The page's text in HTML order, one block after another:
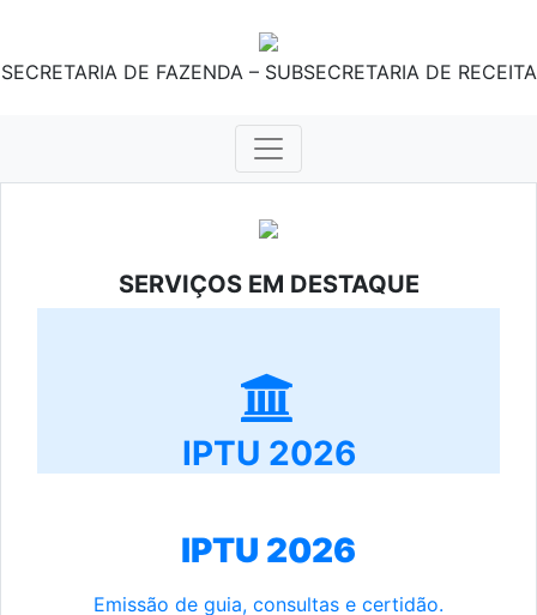
SECRETARIA DE FAZENDA – SUBSECRETARIA DE RECEITA
SERVIÇOS EM DESTAQUE
IPTU 2026
IPTU 2026
Emissão de guia, consultas e certidão.